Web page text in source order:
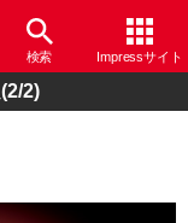
検索 Impressサイト
(2/2)